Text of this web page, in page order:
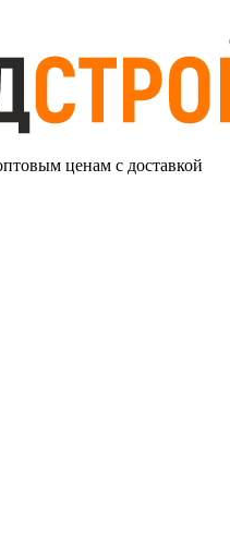
ценам с доставкой